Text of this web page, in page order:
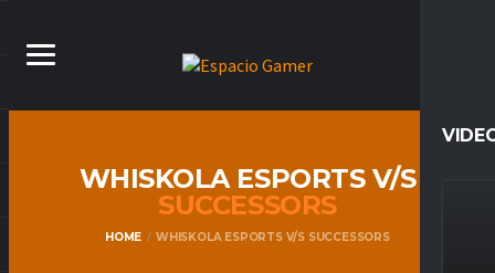
WHISKOLA ESPORTS V/S
SUCCESSORS
HOME WHISKOLA ESPORTS V/S SUCCESSORS